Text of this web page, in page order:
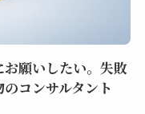
願いしたい。失敗
コンサルタント